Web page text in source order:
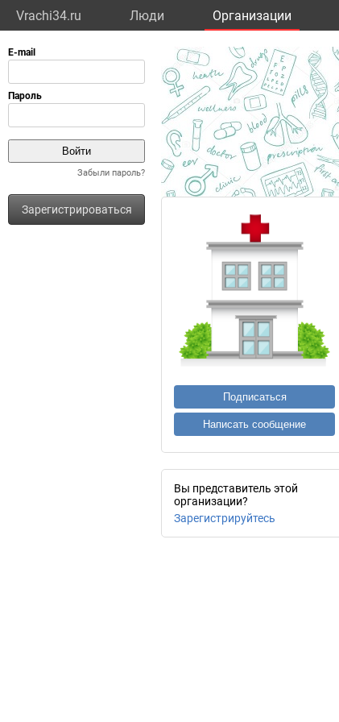
Vrachi34.ru Люди Организации
Забыли пароль?
Зарегистрироваться
Подписаться
Написать сообщение
Вы представитель этой
организации?
Зарегистрируйтесь